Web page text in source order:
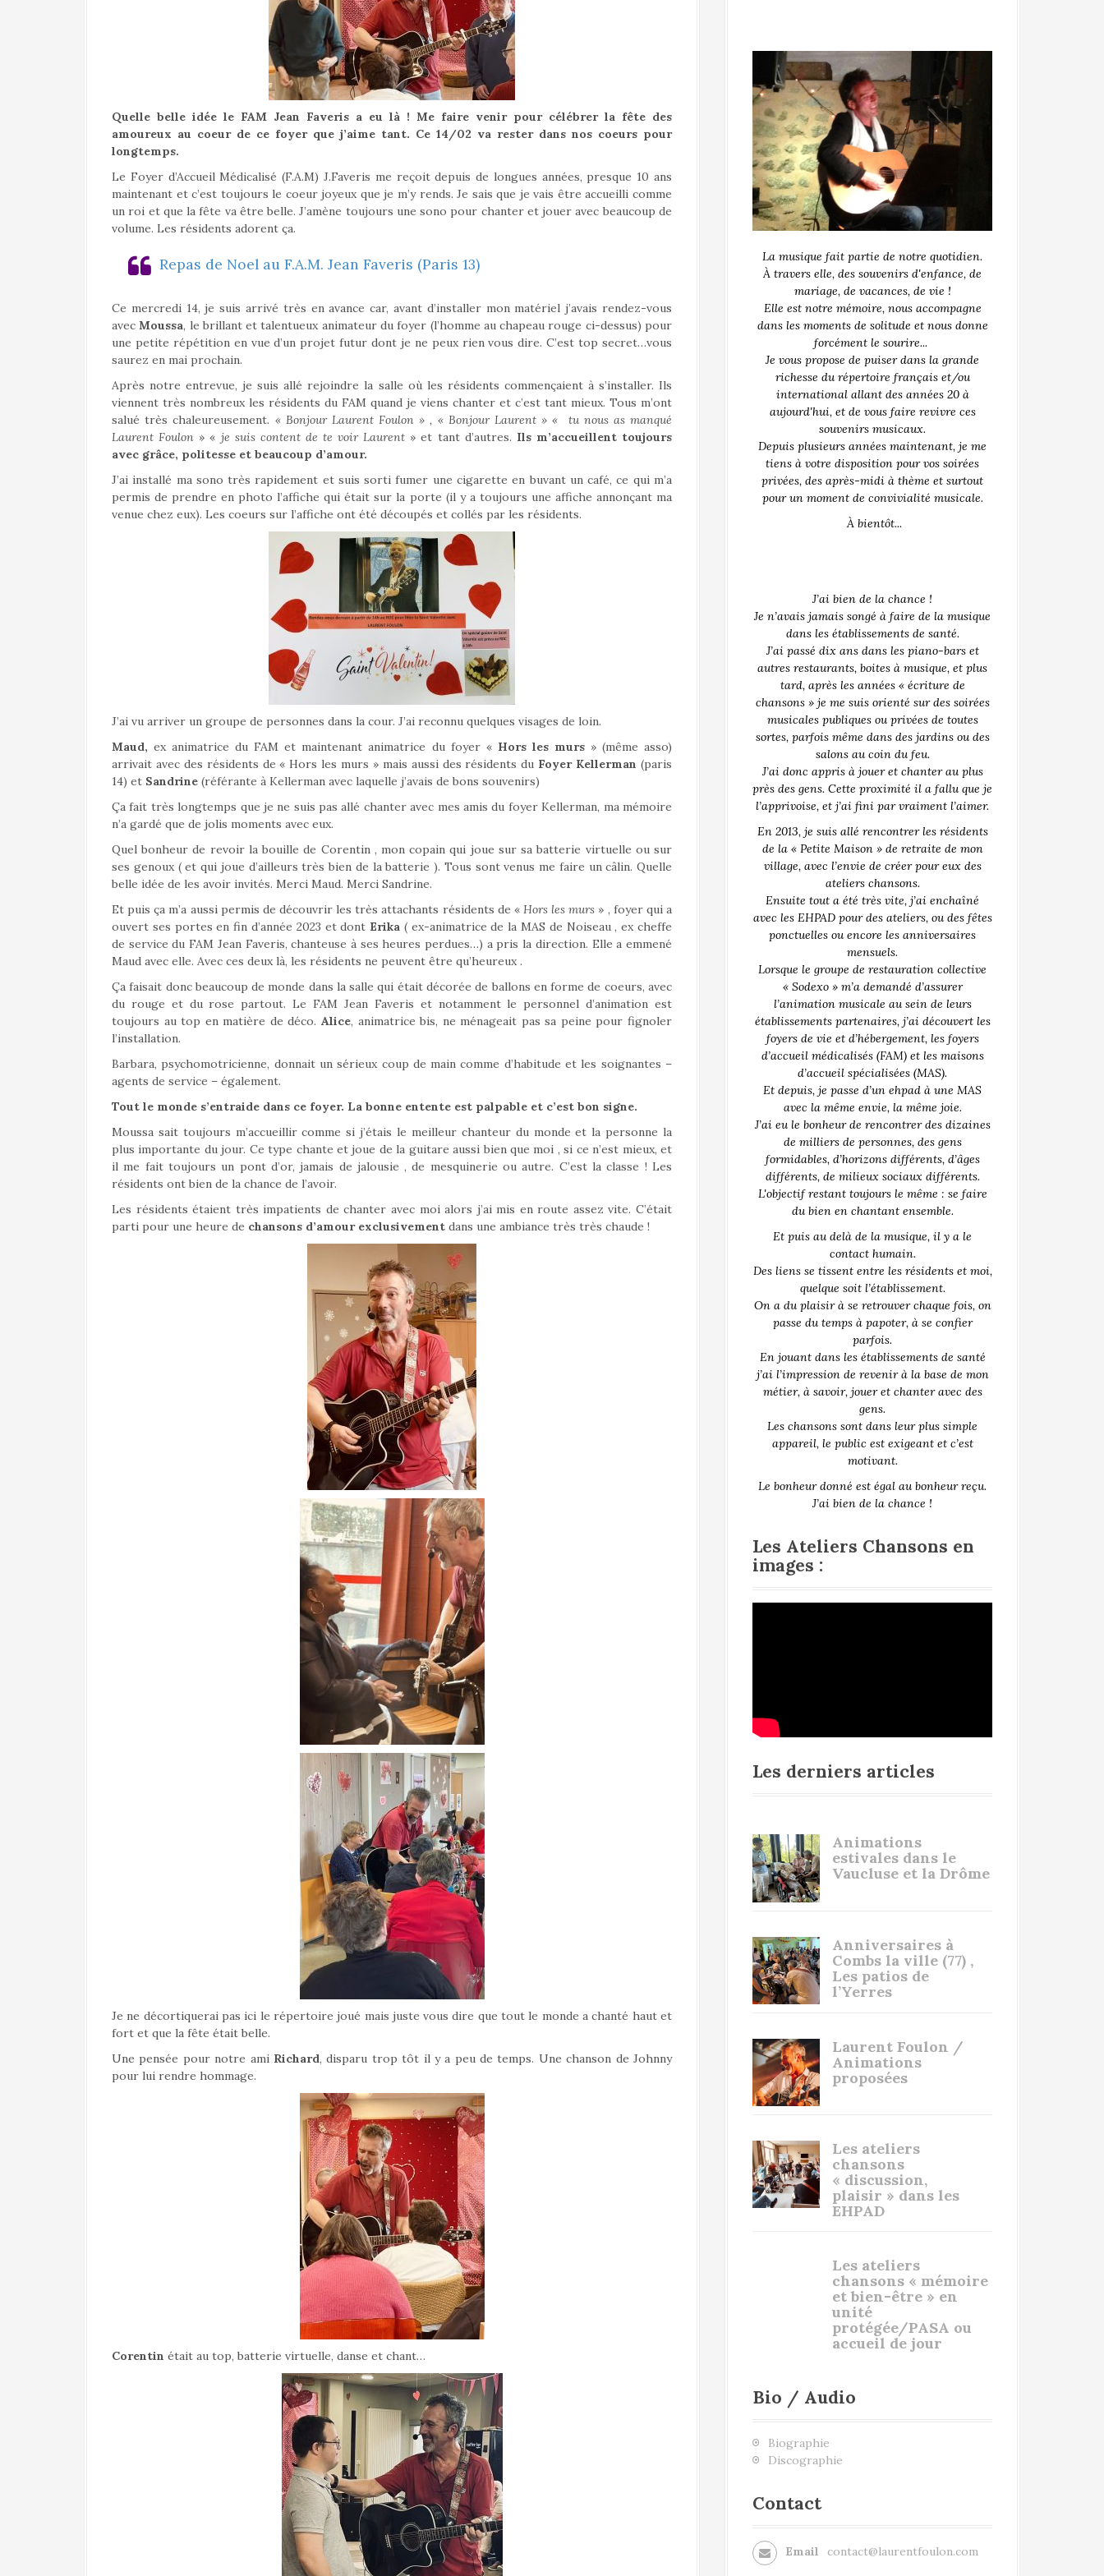
Quelle belle idée le FAM Jean Faveris a eu là ! Me faire venir pour célébrer la fête des
amoureux au coeur de ce foyer que j’aime tant. Ce 14/02 va rester dans nos coeurs pour
longtemps.
Le Foyer d’Accueil Médicalisé (F.A.M) J.Faveris me reçoit depuis de longues années, presque 10 ans
maintenant et c’est toujours le coeur joyeux que je m’y rends. Je sais que je vais être accueilli comme
un roi et que la fête va être belle. J’amène toujours une sono pour chanter et jouer avec beaucoup de
volume. Les résidents adorent ça.
Repas de Noel au F.A.M. Jean Faveris (Paris 13)
Ce mercredi 14, je suis arrivé très en avance car, avant d’installer mon matériel j’avais rendez-vous
avecMoussa, le brillant et talentueux animateur du foyer (l’homme au chapeau rouge ci-dessus) pour
une petite répétition en vue d’un projet futur dont je ne peux rien vous dire. C’est top secret…vous
saurez en mai prochain.
Après notre entrevue, je suis allé rejoindre la salle où les résidents commençaient à s’installer. Ils
viennent très nombreux les résidents du FAM quand je viens chanter et c’est tant mieux. Tous m’ont
salué très chaleureusement. « Bonjour Laurent Foulon » , « Bonjour Laurent » « tu nous as manqué
Laurent Foulon » « je suis content de te voir Laurent » et tant d’autres. Ils m’accueillent toujours
avec grâce, politesse et beaucoup d’amour.
J’ai installé ma sono très rapidement et suis sorti fumer une cigarette en buvant un café, ce qui m’a
permis de prendre en photo l’affiche qui était sur la porte (il y a toujours une affiche annonçant ma
venue chez eux). Les coeurs sur l’affiche ont été découpés et collés par les résidents.
J’ai vu arriver un groupe de personnes dans la cour. J’ai reconnu quelques visages de loin.
Maud, ex animatrice du FAM et maintenant animatrice du foyer « Hors les murs » (même asso)
arrivait avec des résidents de « Hors les murs » mais aussi des résidents du Foyer Kellerman (paris
14) et Sandrine (référante à Kellerman avec laquelle j’avais de bons souvenirs)
Ça fait très longtemps que je ne suis pas allé chanter avec mes amis du foyer Kellerman, ma mémoire
n’a gardé que de jolis moments avec eux.
Quel bonheur de revoir la bouille de Corentin , mon copain qui joue sur sa batterie virtuelle ou sur
ses genoux ( et qui joue d’ailleurs très bien de la batterie ). Tous sont venus me faire un câlin. Quelle
belle idée de les avoir invités. Merci Maud. Merci Sandrine.
Et puis ça m’a aussi permis de découvrir les très attachants résidents de « Hors les murs » , foyer qui a
ouvert ses portes en fin d’année 2023 et dont Erika ( ex-animatrice de la MAS de Noiseau , ex cheffe
de service du FAM Jean Faveris, chanteuse à ses heures perdues…) a pris la direction. Elle a emmené
Maud avec elle. Avec ces deux là, les résidents ne peuvent être qu’heureux .
Ça faisait donc beaucoup de monde dans la salle qui était décorée de ballons en forme de coeurs, avec
du rouge et du rose partout. Le FAM Jean Faveris et notamment le personnel d’animation est
toujours au top en matière de déco. Alice, animatrice bis, ne ménageait pas sa peine pour fignoler
l’installation.
Barbara, psychomotricienne, donnait un sérieux coup de main comme d’habitude et les soignantes –
agents de service – également.
Tout le monde s’entraide dans ce foyer. La bonne entente est palpable et c’est bon signe.
Moussa sait toujours m’accueillir comme si j’étais le meilleur chanteur du monde et la personne la
plus importante du jour. Ce type chante et joue de la guitare aussi bien que moi , si ce n’est mieux, et
il me fait toujours un pont d’or, jamais de jalousie , de mesquinerie ou autre. C’est la classe ! Les
résidents ont bien de la chance de l’avoir.
Les résidents étaient très impatients de chanter avec moi alors j’ai mis en route assez vite. C’était
parti pour une heure de chansons d’amour exclusivement dans une ambiance très très chaude !
Je ne décortiquerai pas ici le répertoire joué mais juste vous dire que tout le monde a chanté haut et
fort et que la fête était belle.
Une pensée pour notre ami Richard, disparu trop tôt il y a peu de temps. Une chanson de Johnny
pour lui rendre hommage.
Corentin était au top, batterie virtuelle, danse et chant…
La musique fait partie de notre quotidien.
À travers elle, des souvenirs d'enfance, de
mariage, de vacances, de vie !
Elle est notre mémoire, nous accompagne
dans les moments de solitude et nous donne
forcément le sourire...
Je vous propose de puiser dans la grande
richesse du répertoire français et/ou
international allant des années 20 à
aujourd'hui, et de vous faire revivre ces
souvenirs musicaux.
Depuis plusieurs années maintenant, je me
tiens à votre disposition pour vos soirées
privées, des après-midi à thème et surtout
pour un moment de convivialité musicale.
À bientôt...
J’ai bien de la chance !
Je n’avais jamais songé à faire de la musique
dans les établissements de santé.
J’ai passé dix ans dans les piano-bars et
autres restaurants, boites à musique, et plus
tard, après les années « écriture de
chansons » je me suis orienté sur des soirées
musicales publiques ou privées de toutes
sortes, parfois même dans des jardins ou des
salons au coin du feu.
J’ai donc appris à jouer et chanter au plus
près des gens. Cette proximité il a fallu que je
l’apprivoise, et j’ai fini par vraiment l’aimer.
En 2013, je suis allé rencontrer les résidents
de la « Petite Maison » de retraite de mon
village, avec l’envie de créer pour eux des
ateliers chansons.
Ensuite tout a été très vite, j’ai enchaîné
avec les EHPAD pour des ateliers, ou des fêtes
ponctuelles ou encore les anniversaires
mensuels.
Lorsque le groupe de restauration collective
« Sodexo » m’a demandé d’assurer
l’animation musicale au sein de leurs
établissements partenaires, j’ai découvert les
foyers de vie et d’hébergement, les foyers
d’accueil médicalisés (FAM) et les maisons
d’accueil spécialisées (MAS).
Et depuis, je passe d’un ehpad à une MAS
avec la même envie, la même joie.
J’ai eu le bonheur de rencontrer des dizaines
de milliers de personnes, des gens
formidables, d’horizons différents, d’âges
différents, de milieux sociaux différents.
L'objectif restant toujours le même : se faire
du bien en chantant ensemble.
Et puis au delà de la musique, il y a le
contact humain.
Des liens se tissent entre les résidents et moi,
quelque soit l’établissement.
On a du plaisir à se retrouver chaque fois, on
passe du temps à papoter, à se confier
parfois.
En jouant dans les établissements de santé
j’ai l’impression de revenir à la base de mon
métier, à savoir, jouer et chanter avec des
gens.
Les chansons sont dans leur plus simple
appareil, le public est exigeant et c’est
motivant.
Le bonheur donné est égal au bonheur reçu.
J’ai bien de la chance !
Les Ateliers Chansons en
images :
Les derniers articles
Animations
estivales dans le
Vaucluse et la Drôme
Anniversaires à
Combs la ville (77) ,
Les patios de
l’Yerres
Laurent Foulon /
Animations
proposées
Les ateliers
chansons
« discussion,
plaisir » dans les
EHPAD
Les ateliers
chansons « mémoire
et bien-être » en
unité
protégée/PASA ou
accueil de jour
Bio / Audio
Biographie
Discographie
Contact
Email contact@laurentfoulon.com